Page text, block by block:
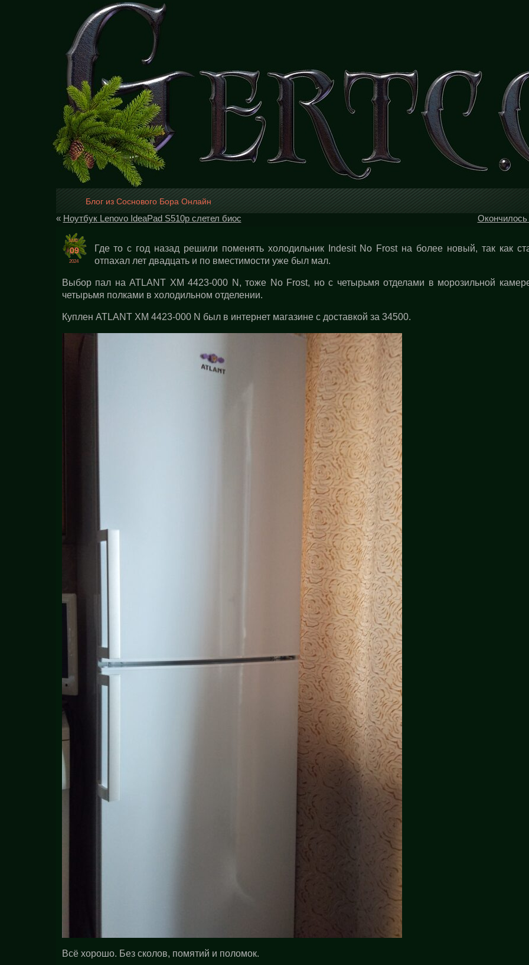
Блог из Соснового Бора Онлайн
« Ноутбук Lenovo IdeaPad S510p слетел биос Окончилось
MAY
09
2024
Где то с год назад решили поменять холодильник Indesit No Frost на более новый, так как
отпахал лет двадцать и по вместимости уже был мал.
Выбор пал на ATLANT ХМ 4423-000 N, тоже No Frost, но с четырьмя отделами в морозильной
четырьмя полками в холодильном отделении.
Куплен ATLANT ХМ 4423-000 N был в интернет магазине с доставкой за 34500.
Всё хорошо. Без сколов, помятий и поломок.